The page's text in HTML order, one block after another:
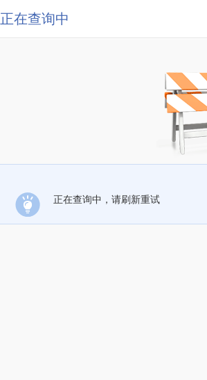
正在查询中
正在查询中，请刷新重试